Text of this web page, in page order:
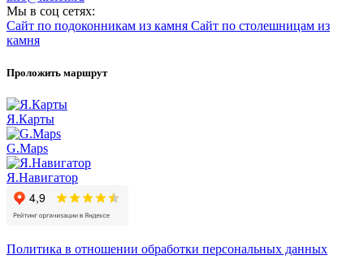
Мы в соц сетях:
Сайт по подоконникам из камня Сайт по столешницам из
камня
Проложить маршрут
Я.Карты
G.Maps
Я.Навигатор
Политика в отношении обработки персональных данных